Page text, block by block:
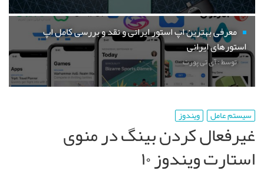
معرفی بهترین اپ استور ایرانی و نقد و بررسی کامل اپ
استورهای ایرانی
توسط : آی تی پورت
سیستم عامل ویندوز
غیرفعال کردن بینگ در منوی
استارت ویندوز ۱۰